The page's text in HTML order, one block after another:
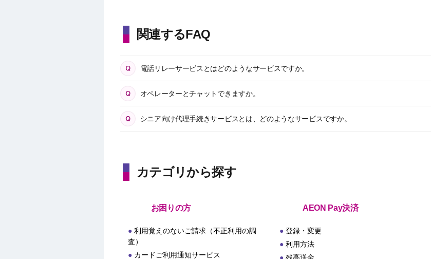
関連するFAQ
電話リレーサービスとはどのようなサービスですか。
オペレーターとチャットできますか。
シニア向け代理手続きサービスとは、どのようなサービスですか。
カテゴリから探す
お困りの方
利用覚えのないご請求（不正利用の調
査）
カードご利用通知サービス
AEON Pay決済
登録・変更
利用方法